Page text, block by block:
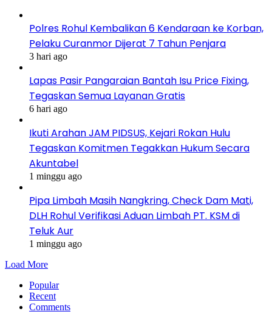
Polres Rohul Kembalikan 6 Kendaraan ke Korban,
Pelaku Curanmor Dijerat 7 Tahun Penjara
3 hari ago
Lapas Pasir Pangaraian Bantah Isu Price Fixing,
Tegaskan Semua Layanan Gratis
6 hari ago
Ikuti Arahan JAM PIDSUS, Kejari Rokan Hulu
Tegaskan Komitmen Tegakkan Hukum Secara
Akuntabel
1 minggu ago
Pipa Limbah Masih Nangkring, Check Dam Mati,
DLH Rohul Verifikasi Aduan Limbah PT. KSM di
Teluk Aur
1 minggu ago
Load More
Popular
Recent
Comments